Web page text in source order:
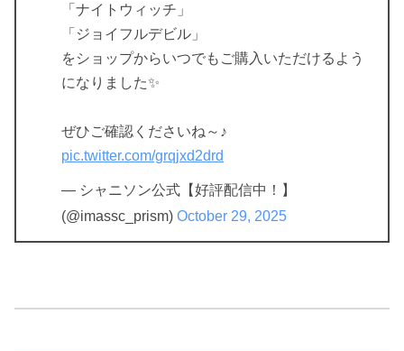
「ナイトウィッチ」
「ジョイフルデビル」
をショップからいつでもご購入いただけるよう
になりました✨️
ぜひご確認くださいね～♪
pic.twitter.com/grqjxd2drd
— シャニソン公式【好評配信中！】
(@imassc_prism) October 29, 2025